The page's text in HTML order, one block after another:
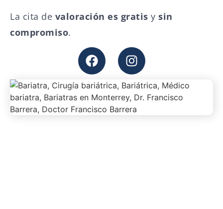
La cita de valoración es gratis y sin
compromiso.